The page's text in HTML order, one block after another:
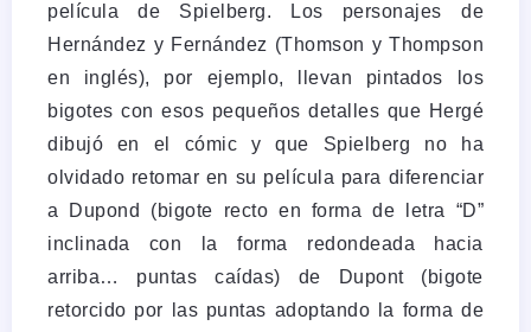
película de Spielberg. Los personajes de
Hernández y Fernández (Thomson y Thompson
en inglés), por ejemplo, llevan pintados los
bigotes con esos pequeños detalles que Hergé
dibujó en el cómic y que Spielberg no ha
olvidado retomar en su película para diferenciar
a Dupond (bigote recto en forma de letra “D”
inclinada con la forma redondeada hacia
arriba… puntas caídas) de Dupont (bigote
retorcido por las puntas adoptando la forma de